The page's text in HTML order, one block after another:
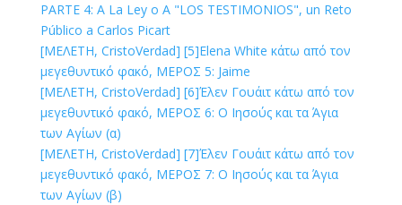
PARTE 4: A La Ley o A "LOS TESTIMONIOS", un Reto
Público a Carlos Picart
[ΜΕΛΕΤΗ, CristoVerdad] [5]Elena White κάτω από τον
μεγεθυντικό φακό, ΜΕΡΟΣ 5: Jaime
[ΜΕΛΕΤΗ, CristoVerdad] [6]Έλεν Γουάιτ κάτω από τον
μεγεθυντικό φακό, ΜΕΡΟΣ 6: Ο Ιησούς και τα Άγια
των Αγίων (α)
[ΜΕΛΕΤΗ, CristoVerdad] [7]Έλεν Γουάιτ κάτω από τον
μεγεθυντικό φακό, ΜΕΡΟΣ 7: Ο Ιησούς και τα Άγια
των Αγίων (β)